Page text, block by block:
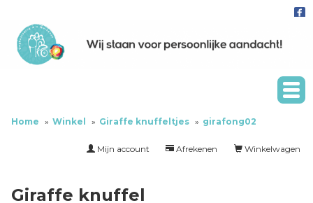
Home Winkel Giraffe knuffeltjes girafong02
Winkelwagen
Afrekenen
Mijn account
Giraffe knuffel